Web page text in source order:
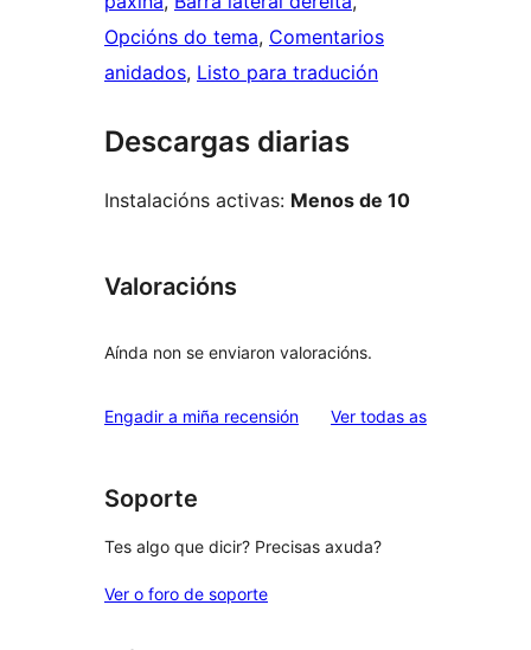
Opcións do tema, Comentarios
anidados, Listo para tradución
Descargas diarias
Instalacións activas: Menos de 10
Valoracións
Aínda non se enviaron valoracións.
Engadir a miña recensión Ver todas asvaloracións
Soporte
Tes algo que dicir? Precisas axuda?
Ver o foro de soporte